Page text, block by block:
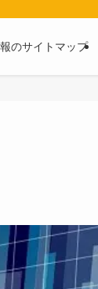
す。お金に関する
のサイトマップ